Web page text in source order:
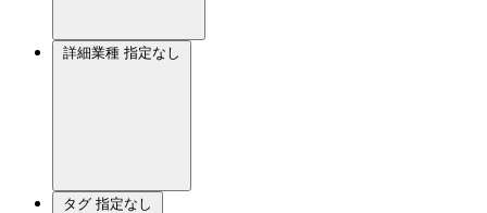
詳細業種 指定なし
タグ 指定なし